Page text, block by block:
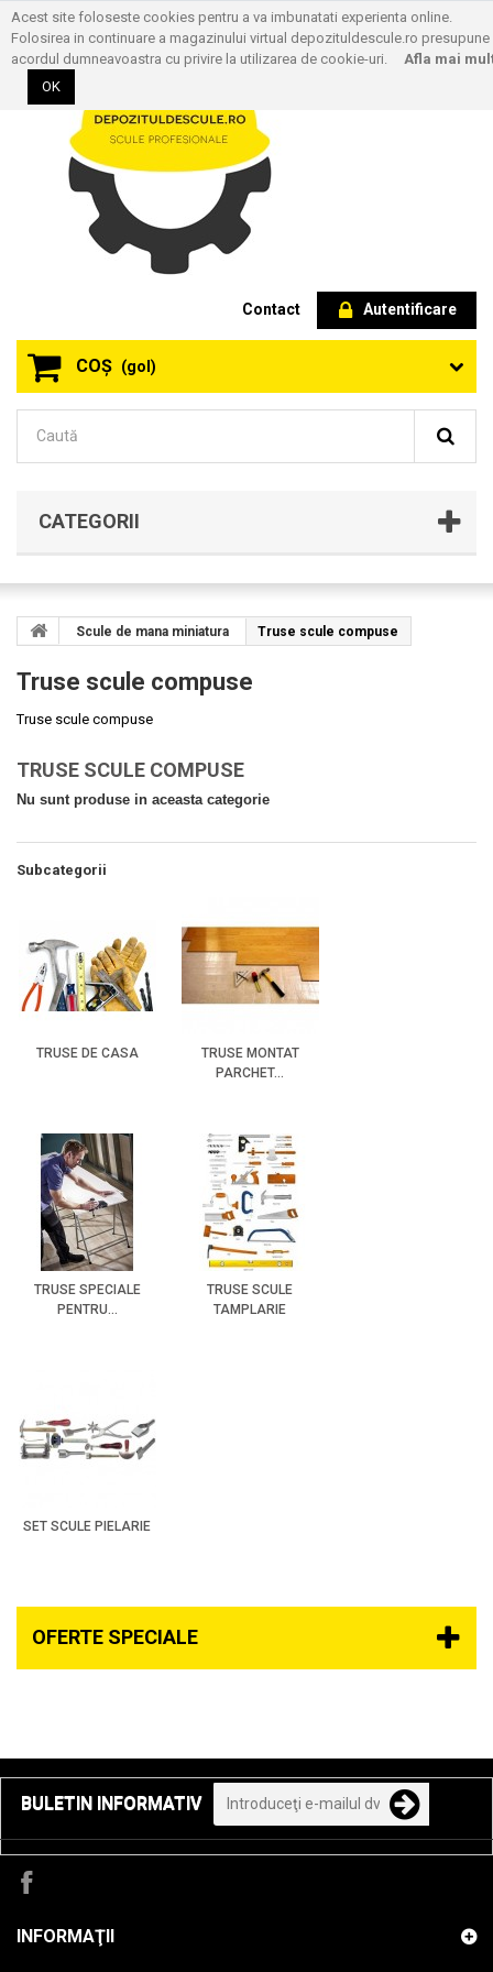
Autentificare
Contact
COŞ (gol)
CATEGORII
Scule de mana miniatura Truse scule compuse
Truse scule compuse
Truse scule compuse
TRUSE SCULE COMPUSE
Nu sunt produse in aceasta categorie
Subcategorii
TRUSE DE CASA
TRUSE MONTAT
PARCHET...
TRUSE SPECIALE
PENTRU...
TRUSE SCULE
TAMPLARIE
SET SCULE PIELARIE
OFERTE SPECIALE
BULETIN INFORMATIV
INFORMAŢII
Acest site foloseste cookies pentru a va imbunatati experienta online.
Folosirea in continuare a magazinului virtual depozituldescule.ro presupune
acordul dumneavoastra cu privire la utilizarea de cookie-uri. Afla mai
OK